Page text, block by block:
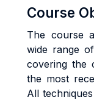
Course
The course
wide range
covering the
the most
All